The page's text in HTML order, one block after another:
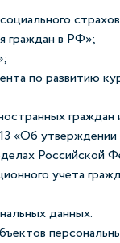
граждан в РФ»;
по развитию
граждан
Российской
учета
данных.